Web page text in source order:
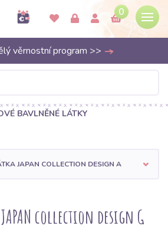
0
věrnostní program >>
BAVLNĚNÉ LÁTKY
JAPAN COLLECTION DESIGN A
collection design G